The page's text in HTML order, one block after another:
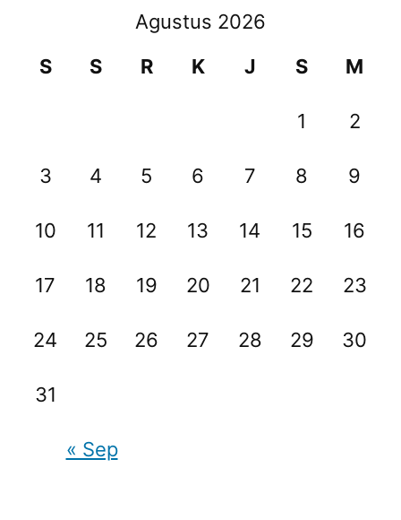
Agustus 2026
S
S R K J S M
1 2
3 4 5 6 7 8 9
10 11 12 13 14 15 16
17 18 19 20 21 22 23
24 25 26 27 28 29 30
31
« Sep